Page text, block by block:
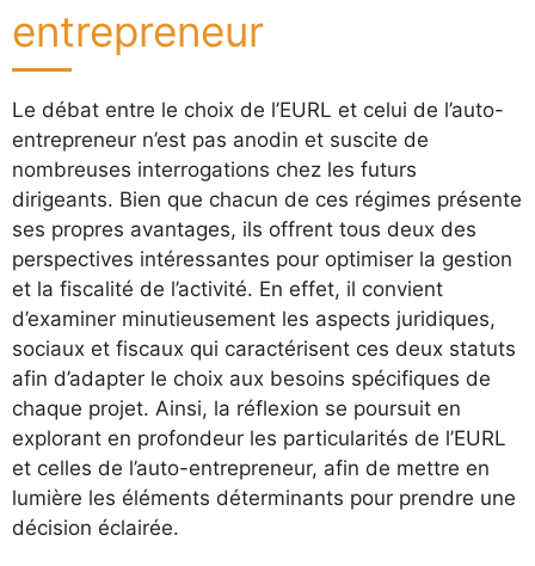
entrepreneur
Le débat entre le choix de l’EURL et celui de l’auto-
entrepreneur n’est pas anodin et suscite de
nombreuses interrogations chez les futurs
dirigeants. Bien que chacun de ces régimes présente
ses propres avantages, ils offrent tous deux des
perspectives intéressantes pour optimiser la gestion
et la fiscalité de l’activité. En effet, il convient
d’examiner minutieusement les aspects juridiques,
sociaux et fiscaux qui caractérisent ces deux statuts
afin d’adapter le choix aux besoins spécifiques de
chaque projet. Ainsi, la réflexion se poursuit en
explorant en profondeur les particularités de l’EURL
et celles de l’auto-entrepreneur, afin de mettre en
lumière les éléments déterminants pour prendre une
décision éclairée.